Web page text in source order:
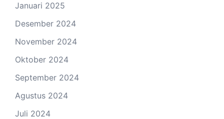
Januari 2025
Desember 2024
November 2024
Oktober 2024
September 2024
Agustus 2024
Juli 2024